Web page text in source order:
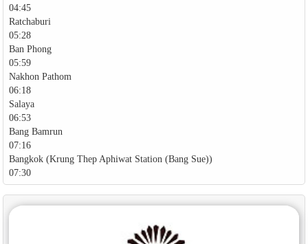
04:45
Ratchaburi
05:28
Ban Phong
05:59
Nakhon Pathom
06:18
Salaya
06:53
Bang Bamrun
07:16
Bangkok (Krung Thep Aphiwat Station (Bang Sue))
07:30